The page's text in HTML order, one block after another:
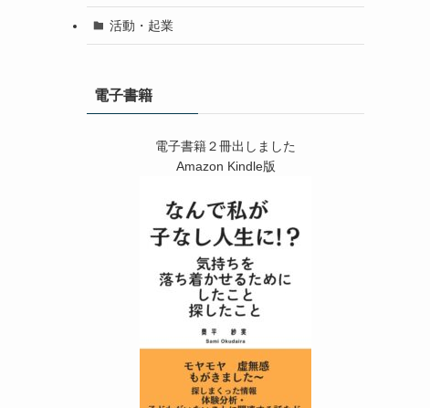
活動・起業
電子書籍
電子書籍２冊出しました
Amazon Kindle版